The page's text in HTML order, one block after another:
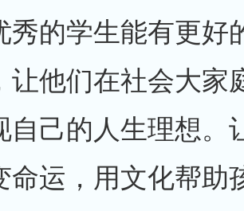
秀的学生能有更好
让他们在社会大家
自己的人生理想。
命运，用文化帮助